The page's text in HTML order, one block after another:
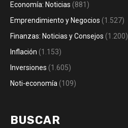
Economía: Noticias (881)
Emprendimiento y Negocios (1.527)
Finanzas: Noticias y Consejos (1.200)
Inflación (1.153)
Inversiones (1.605)
Noti-economía (109)
BUSCAR